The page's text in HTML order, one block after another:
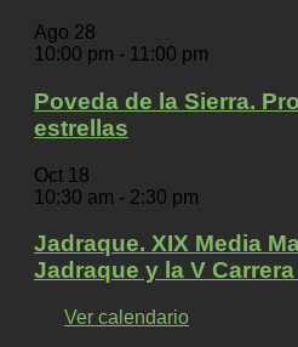
Ago 28
10:00 pm - 11:00 pm
Poveda de la Sierra.
estrellas
Oct 18
10:30 am - 2:30 pm
Jadraque. XIX Media
Jadraque y la V
Ver calendario